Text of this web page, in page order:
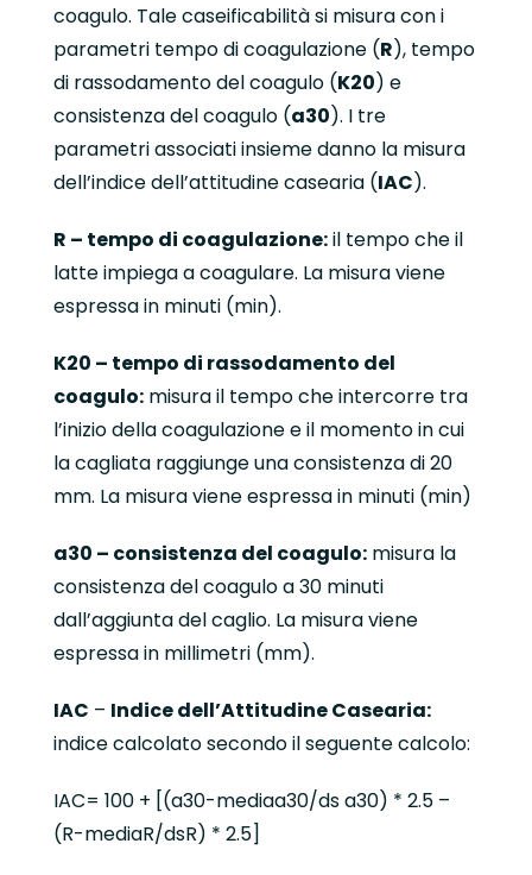
coagulo. Tale caseificabilità si misura con i
parametri tempo di coagulazione (R), tempo
di rassodamento del coagulo (K20) e
consistenza del coagulo (a30). I tre
parametri associati insieme danno la misura
dell’indice dell’attitudine casearia (IAC).
R – tempo di coagulazione:il tempo che il
latte impiega a coagulare. La misura viene
espressa in minuti (min).
K20 – tempo di rassodamento del
coagulo:misura il tempo che intercorre tra
l’inizio della coagulazione e il momento in cui
la cagliata raggiunge una consistenza di 20
mm. La misura viene espressa in minuti (min)
a30 – consistenza del coagulo:misura la
consistenza del coagulo a 30 minuti
dall’aggiunta del caglio. La misura viene
espressa in millimetri (mm).
IAC – Indice dell’Attitudine Casearia:
indice calcolato secondo il seguente calcolo:
IAC= 100 + [(a30-mediaa30/ds a30) * 2.5 –
(R-mediaR/dsR) * 2.5]